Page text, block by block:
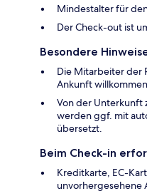
Mindestalter für
Der Check-out ist
Besondere
Die Mitarbeiter der
Ankunft
Von der Unterkunft
werden ggf. mit
übersetzt.
Beim Check-in
Kreditkarte, EC-
unvorhergesehene